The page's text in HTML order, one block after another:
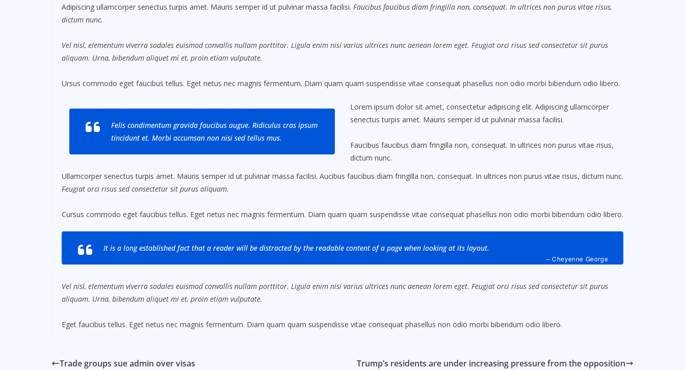
Adipiscing ullamcorper senectus turpis amet. Mauris semper id ut pulvinar massa facilisi. Faucibus faucibus diam fringilla non, consequat. In ultrices non purus vitae risus,
dictum nunc.
Vel nisl, elementum viverra sodales euismod convallis nullam porttitor. Ligula enim nisi varius ultrices nunc aenean lorem eget. Feugiat orci risus sed consectetur sit purus
aliquam. Urna, bibendum aliquet mi et, proin etiam vulputate.
Ursus commodo eget faucibus tellus. Eget netus nec magnis fermentum. Diam quam quam suspendisse vitae consequat phasellus non odio morbi bibendum odio libero.
Felis condimentum gravida faucibus augue. Ridiculus cras ipsum
tincidunt et. Morbi accumsan non nisi sed tellus mus.
Lorem ipsum dolor sit amet, consectetur adipiscing elit. Adipiscing ullamcorper
senectus turpis amet. Mauris semper id ut pulvinar massa facilisi.
Faucibus faucibus diam fringilla non, consequat. In ultrices non purus vitae risus,
dictum nunc.
Ullamcorper senectus turpis amet. Mauris semper id ut pulvinar massa facilisi. Aucibus faucibus diam fringilla non, consequat. In ultrices non purus vitae risus, dictum nunc.
Feugiat orci risus sed consectetur sit purus aliquam.
Cursus commodo eget faucibus tellus. Eget netus nec magnis fermentum. Diam quam quam suspendisse vitae consequat phasellus non odio morbi bibendum odio libero.
It is a long established fact that a reader will be distracted by the readable content of a page when looking at its layout.
– Cheyenne George
Vel nisl, elementum viverra sodales euismod convallis nullam porttitor. Ligula enim nisi varius ultrices nunc aenean lorem eget. Feugiat orci risus sed consectetur sit purus
aliquam. Urna, bibendum aliquet mi et, proin etiam vulputate.
Eget faucibus tellus. Eget netus nec magnis fermentum. Diam quam quam suspendisse vitae consequat phasellus non odio morbi bibendum odio libero.
Trade groups sue admin over visas Trump’s residents are under increasing pressure from the opposition